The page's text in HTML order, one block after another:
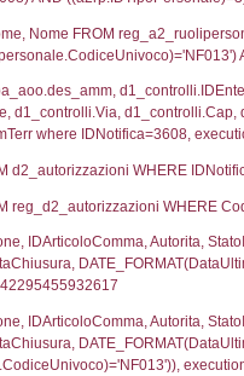
sql: SELECT
sql: SELECT
sql: SELECT
sql: SELECT
n.DataFileNotificaZip
n.CodiceUnivoco LEFT